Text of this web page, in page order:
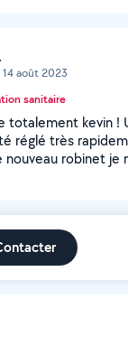
août 2023
sanitaire
totalement kevin !
réglé très
nouveau robinet je